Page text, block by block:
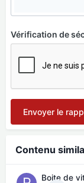
Vérification de
Envoyer le
Contenu
Boite de